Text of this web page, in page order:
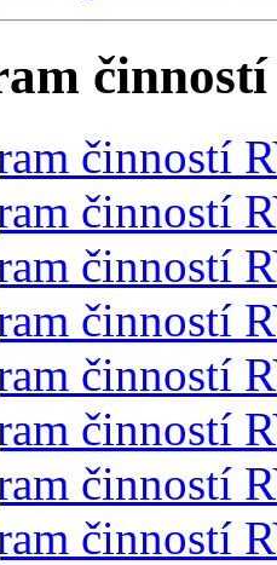
činností
činností
činností
činností
činností
činností
činností
činností